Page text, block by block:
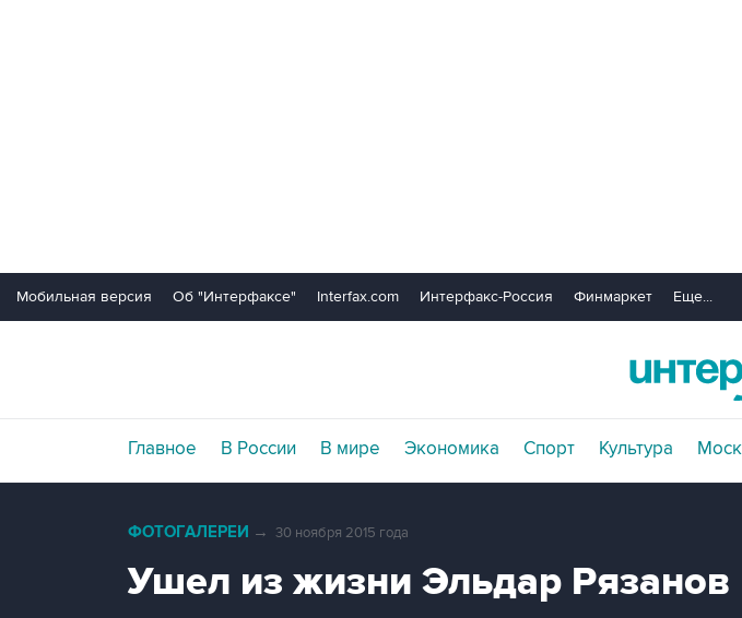
Мобильная версия Об "Интерфаксе" Interfax.com Интерфакс-Россия Финмаркет Еще...
Главное В России В мире Экономика Спорт Культура
ФОТОГАЛЕРЕИ → 30 ноября 2015 года
Ушел из жизни Эльдар Рязанов